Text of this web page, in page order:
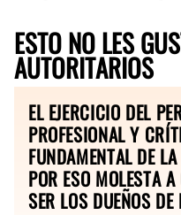
ESTO NO LES
AUTORITARIOS
EL EJERCICIO DEL
PROFESIONAL Y
FUNDAMENTAL DE
POR ESO MOLESTA
SER LOS DUEÑOS